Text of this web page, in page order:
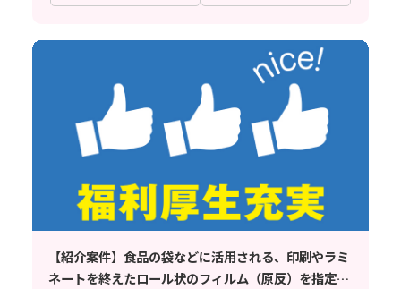
【紹介案件】食品の袋などに活用される、印刷やラミ
ネートを終えたロール状のフィルム（原反）を指定の